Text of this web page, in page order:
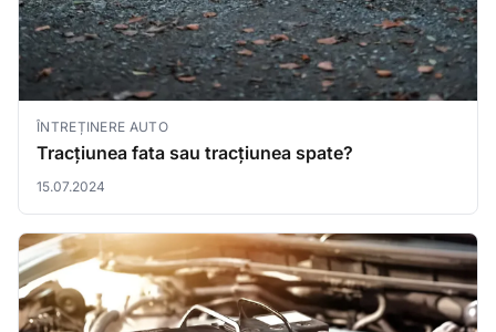
ÎNTREȚINERE AUTO
Tracțiunea fata sau tracțiunea spate?
15.07.2024